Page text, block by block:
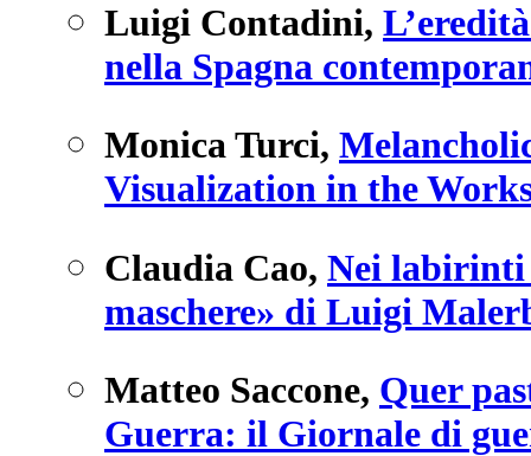
Luigi Contadini,
nella Spagna
Monica Turci,
Visualization in the
Claudia Cao, Nei labirinti
maschere» di Luigi
Matteo Saccone, Quer
Guerra: il Giornale di